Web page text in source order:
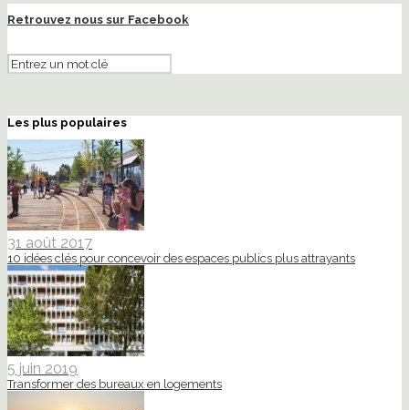
Retrouvez nous sur Facebook
Les plus populaires
31 août 2017
10 idées clés pour concevoir des espaces publics plus attrayants
5 juin 2019
Transformer des bureaux en logements